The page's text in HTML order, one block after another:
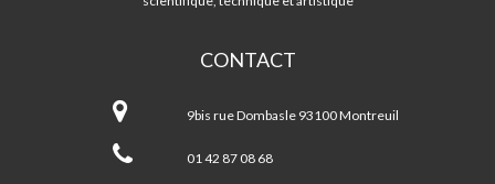
CONTACT
Populaire
9bis rue Dombasle 93100 Montreuil
01 42 87 08 68